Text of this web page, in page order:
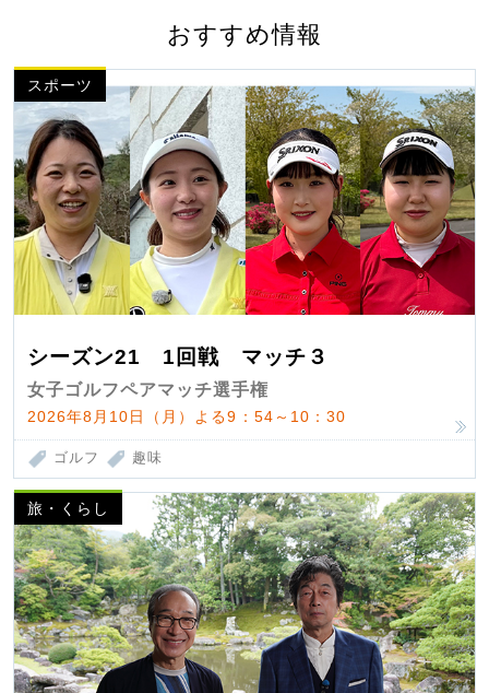
おすすめ情報
スポーツ
シーズン21 1回戦 マッチ３
女子ゴルフペアマッチ選手権
2026年8月10日（月）よる9：54～10：30
ゴルフ 趣味
旅・くらし